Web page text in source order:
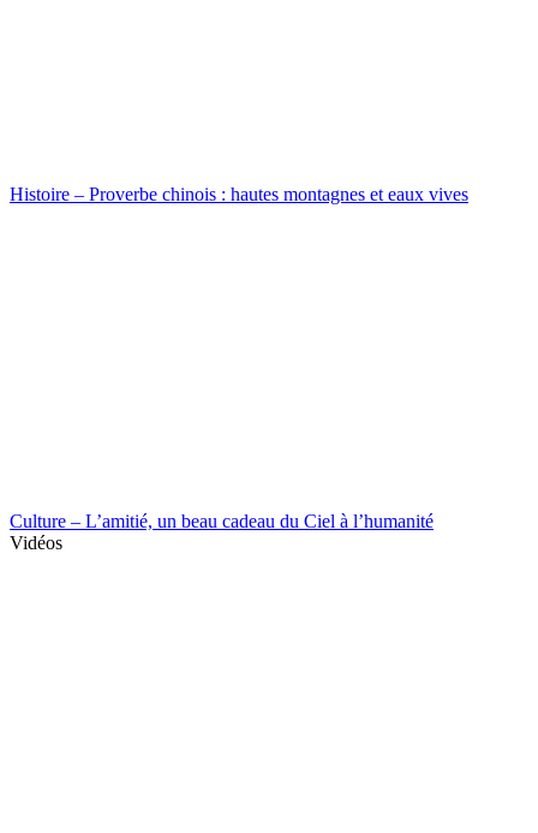
Histoire – Proverbe chinois : hautes montagnes et eaux vives
Culture – L’amitié, un beau cadeau du Ciel à l’humanité
Vidéos